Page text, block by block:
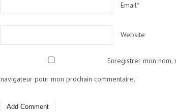
Email*
Website
Enregistrer mon
navigateur pour mon prochain commentaire.